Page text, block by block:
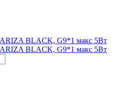
ARIZA BLACK, G9*1 макс 5Вт
ARIZA BLACK, G9*1 макс 5Вт